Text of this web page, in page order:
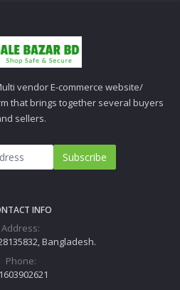
vendor E-commerce website/
that brings together several buyers
sellers.
Subscribe
INFO
Address:
Bangladesh.
Phone: